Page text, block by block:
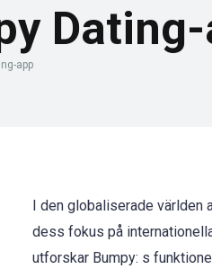
app
I den globaliserade världen
dess fokus på
utforskar Bumpy: s